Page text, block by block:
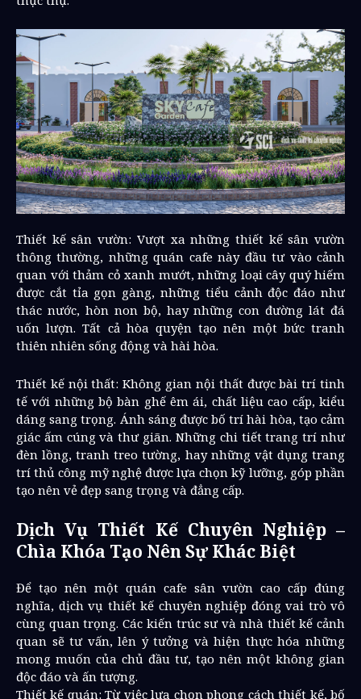
Thiết kế sân vườn: Vượt xa những thiết kế sân vườn
thông thường, những quán cafe này đầu tư vào cảnh
quan với thảm cỏ xanh mướt, những loại cây quý hiếm
được cắt tỉa gọn gàng, những tiểu cảnh độc đáo như
thác nước, hòn non bộ, hay những con đường lát đá
uốn lượn. Tất cả hòa quyện tạo nên một bức tranh
thiên nhiên sống động và hài hòa.
Thiết kế nội thất: Không gian nội thất được bài trí tinh
tế với những bộ bàn ghế êm ái, chất liệu cao cấp, kiểu
dáng sang trọng. Ánh sáng được bố trí hài hòa, tạo cảm
giác ấm cúng và thư giãn. Những chi tiết trang trí như
đèn lồng, tranh treo tường, hay những vật dụng trang
trí thủ công mỹ nghệ được lựa chọn kỹ lưỡng, góp phần
tạo nên vẻ đẹp sang trọng và đẳng cấp.
Dịch Vụ Thiết Kế Chuyên Nghiệp –
Chìa Khóa Tạo Nên Sự Khác Biệt
Để tạo nên một quán cafe sân vườn cao cấp đúng
nghĩa, dịch vụ thiết kế chuyên nghiệp đóng vai trò vô
cùng quan trọng. Các kiến trúc sư và nhà thiết kế cảnh
quan sẽ tư vấn, lên ý tưởng và hiện thực hóa những
mong muốn của chủ đầu tư, tạo nên một không gian
độc đáo và ấn tượng.
Thiết kế quán: Từ việc lựa chọn phong cách thiết kế, bố